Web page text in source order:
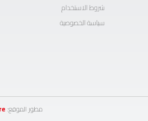
شروط الاستخدام
سياسة الخصوصية
مطور الموقع: